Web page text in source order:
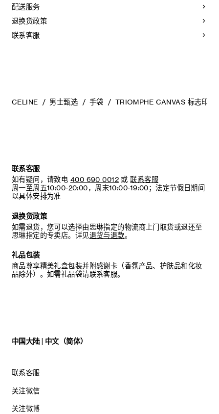
议您：
- 防止潮湿；避免接触液体、护手霜、洗手液、化妆品及香水。
如果您的手袋不慎接触到水或上述物质，请使用干燥且不带绒
配送服务
退换货政策
联系客服
CELINE 男士甄选 手袋 TRIOMPHE CANVAS 标志印花
联系客服
如有疑问，请致电 400 690 0012 或 联系客服
周一至周五10:00-20:00，周末10:00-19:00；法定节假日期间
以具体安排为准
退换货政策
如需退货，您可以选择由思琳指定的物流商上门取货或退还至
思琳指定的专卖店。详见退货与退款。
礼品包装
商品尊享精美礼盒包装并附感谢卡（香氛产品、护肤品和化妆
品除外）。如需礼品袋请联系客服。
中国大陆 | 中文（简体）
联系客服
关注微信
关注微博